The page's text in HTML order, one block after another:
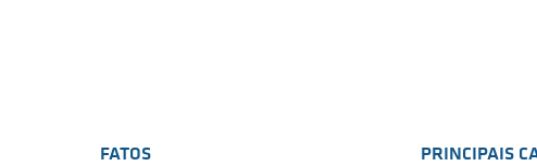
FATOS PRINCIPAIS